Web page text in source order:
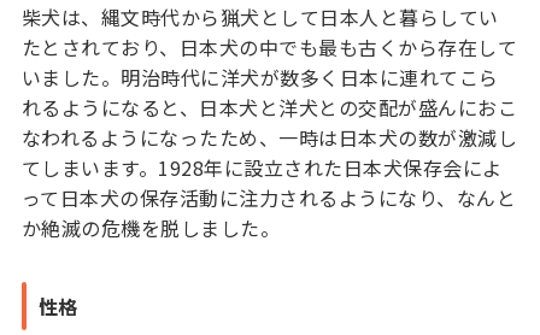
柴犬は、縄文時代から猟犬として日本人と暮らしてい
たとされており、日本犬の中でも最も古くから存在して
いました。明治時代に洋犬が数多く日本に連れてこら
れるようになると、日本犬と洋犬との交配が盛んにおこ
なわれるようになったため、一時は日本犬の数が激減し
てしまいます。1928年に設立された日本犬保存会によ
って日本犬の保存活動に注力されるようになり、なんと
か絶滅の危機を脱しました。
性格